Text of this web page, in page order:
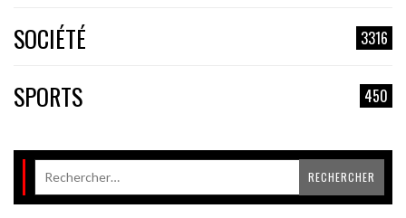
SOCIÉTÉ 3316
SPORTS 450